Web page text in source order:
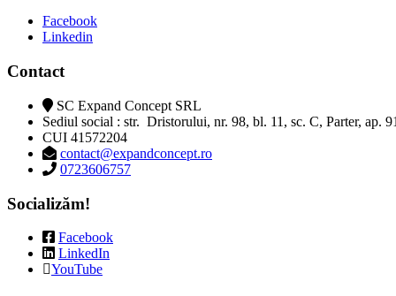
Facebook
Linkedin
Contact
SC Expand Concept SRL
Sediul social : str. Dristorului, nr. 98, bl. 11, sc. C, Parter, ap.
CUI 41572204
contact@expandconcept.ro
0723606757
Socializăm!
Facebook
LinkedIn
YouTube